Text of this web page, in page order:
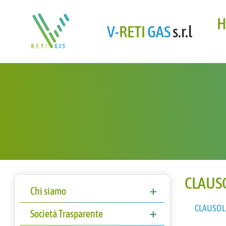
V-RETIGASs.r.l
Chi siamo
Storia
Società Trasparente